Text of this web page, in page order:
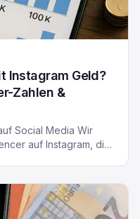
Instagram Geld?
Zahlen &
Social Media Wir
auf Instagram, die
sieht die riesigen
oder Kylie
Ab wann verdient